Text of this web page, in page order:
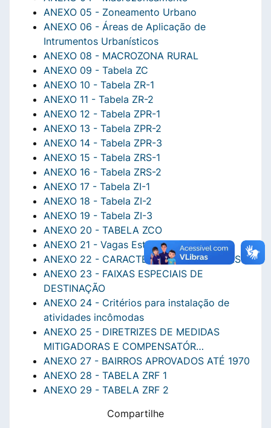
ANEXO 05 - Zoneamento Urbano
ANEXO 06 - Áreas de Aplicação de
Intrumentos Urbanísticos
ANEXO 08 - MACROZONA RURAL
ANEXO 09 - Tabela ZC
ANEXO 10 - Tabela ZR-1
ANEXO 11 - Tabela ZR-2
ANEXO 12 - Tabela ZPR-1
ANEXO 13 - Tabela ZPR-2
ANEXO 14 - Tabela ZPR-3
ANEXO 15 - Tabela ZRS-1
ANEXO 16 - Tabela ZRS-2
ANEXO 17 - Tabela ZI-1
ANEXO 18 - Tabela ZI-2
ANEXO 19 - Tabela ZI-3
ANEXO 20 - TABELA ZCO
ANEXO 21 - Vagas Estacionamento
ANEXO 22 - CARACTERÍSTICAS DAS VIAS
ANEXO 23 - FAIXAS ESPECIAIS DE
DESTINAÇÃO
ANEXO 24 - Critérios para instalação de
atividades incômodas
ANEXO 25 - DIRETRIZES DE MEDIDAS
MITIGADORAS E COMPENSATÓR…
ANEXO 27 - BAIRROS APROVADOS ATÉ 1970
ANEXO 28 - TABELA ZRF 1
ANEXO 29 - TABELA ZRF 2
Compartilhe